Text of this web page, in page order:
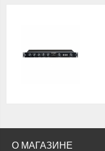
О МАГАЗИНЕ